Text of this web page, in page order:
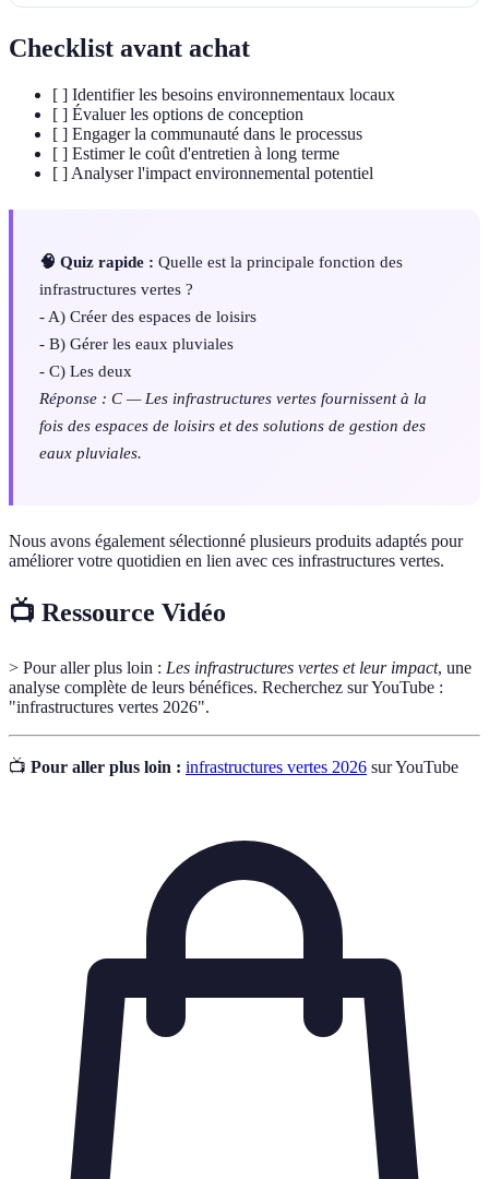
Checklist avant achat
[ ] Identifier les besoins environnementaux locaux
[ ] Évaluer les options de conception
[ ] Engager la communauté dans le processus
[ ] Estimer le coût d'entretien à long terme
[ ] Analyser l'impact environnemental potentiel
🧠 Quiz rapide : Quelle est la principale fonction des
infrastructures vertes ?
- A) Créer des espaces de loisirs
- B) Gérer les eaux pluviales
- C) Les deux
Réponse : C — Les infrastructures vertes fournissent à la
fois des espaces de loisirs et des solutions de gestion des
eaux pluviales.
Nous avons également sélectionné plusieurs produits adaptés pour
améliorer votre quotidien en lien avec ces infrastructures vertes.
📺 Ressource Vidéo
> Pour aller plus loin : Les infrastructures vertes et leur impact, une
analyse complète de leurs bénéfices. Recherchez sur YouTube :
"infrastructures vertes 2026".
📺 Pour aller plus loin : infrastructures vertes 2026 sur YouTube